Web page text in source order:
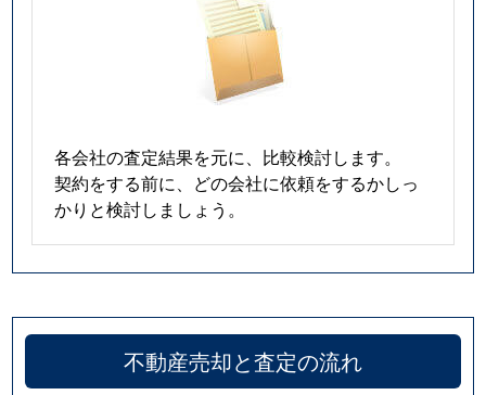
各会社の査定結果を元に、比較検討します。
契約をする前に、どの会社に依頼をするかしっ
かりと検討しましょう。
不動産売却と査定の流れ